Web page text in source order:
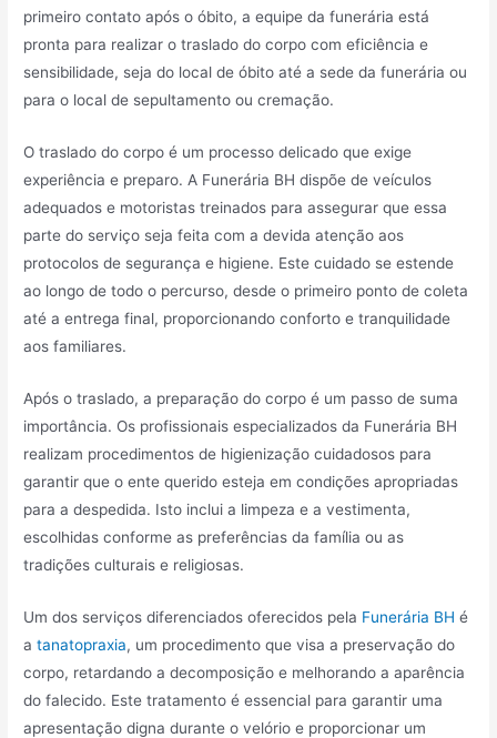
primeiro contato após o óbito, a equipe da funerária está
pronta para realizar o traslado do corpo com eficiência e
sensibilidade, seja do local de óbito até a sede da funerária ou
para o local de sepultamento ou cremação.
O traslado do corpo é um processo delicado que exige
experiência e preparo. A Funerária BH dispõe de veículos
adequados e motoristas treinados para assegurar que essa
parte do serviço seja feita com a devida atenção aos
protocolos de segurança e higiene. Este cuidado se estende
ao longo de todo o percurso, desde o primeiro ponto de coleta
até a entrega final, proporcionando conforto e tranquilidade
aos familiares.
Após o traslado, a preparação do corpo é um passo de suma
importância. Os profissionais especializados da Funerária BH
realizam procedimentos de higienização cuidadosos para
garantir que o ente querido esteja em condições apropriadas
para a despedida. Isto inclui a limpeza e a vestimenta,
escolhidas conforme as preferências da família ou as
tradições culturais e religiosas.
Um dos serviços diferenciados oferecidos pela Funerária BH é
atanatopraxia, um procedimento que visa a preservação do
corpo, retardando a decomposição e melhorando a aparência
do falecido. Este tratamento é essencial para garantir uma
apresentação digna durante o velório e proporcionar um